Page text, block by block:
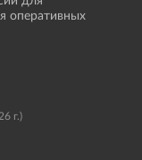
оперативных
г.)